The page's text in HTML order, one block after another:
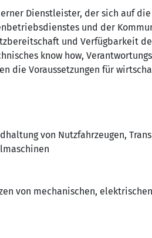
Dienstleister, der sich auf
und der
und Verfügbarkeit
know how,
die Voraussetzungen für
von Nutzfahrzeugen,
von mechanischen,